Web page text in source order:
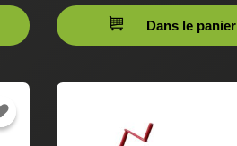
Dans le panier